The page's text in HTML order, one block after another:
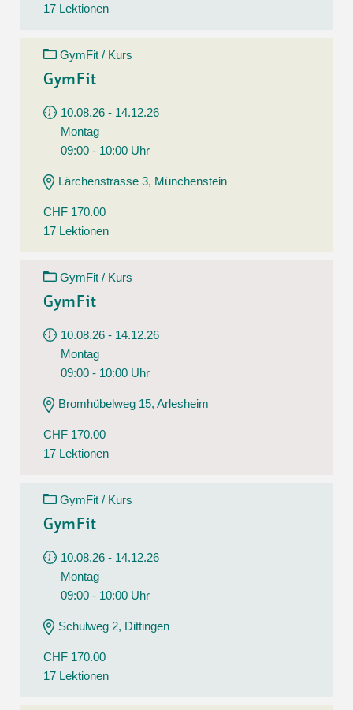
17 Lektionen
GymFit / Kurs
GymFit
10.08.26 - 14.12.26
Montag
09:00 - 10:00 Uhr
Lärchenstrasse 3, Münchenstein
CHF 170.00
17 Lektionen
GymFit / Kurs
GymFit
10.08.26 - 14.12.26
Montag
09:00 - 10:00 Uhr
Bromhübelweg 15, Arlesheim
CHF 170.00
17 Lektionen
GymFit / Kurs
GymFit
10.08.26 - 14.12.26
Montag
09:00 - 10:00 Uhr
Schulweg 2, Dittingen
CHF 170.00
17 Lektionen